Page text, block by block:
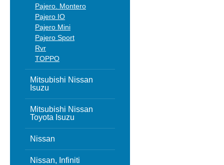
Pajero. Montero
Pajero IO
Pajero Mini
Pajero Sport
Rvr
TOPPO
Mitsubishi Nissan
Isuzu
Mitsubishi Nissan
Toyota Isuzu
Nissan
Nissan, Infiniti